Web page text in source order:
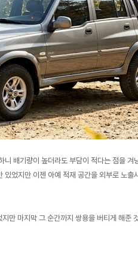
배기량이 높더라도 부담이 적다는 점을 겨
었지만 이젠 아예 적재 공간을 외부로 노출
만 마지막 그 순간까지 쌍용을 버티게 해준